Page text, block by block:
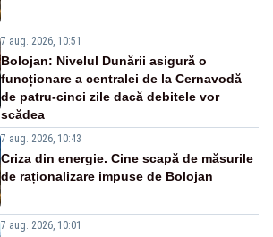
7 aug. 2026, 10:51
Bolojan: Nivelul Dunării asigură o
funcționare a centralei de la Cernavodă
de patru-cinci zile dacă debitele vor
scădea
7 aug. 2026, 10:43
Criza din energie. Cine scapă de măsurile
de raționalizare impuse de Bolojan
7 aug. 2026, 10:01